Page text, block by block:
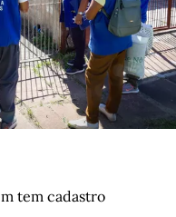
tem cadastro